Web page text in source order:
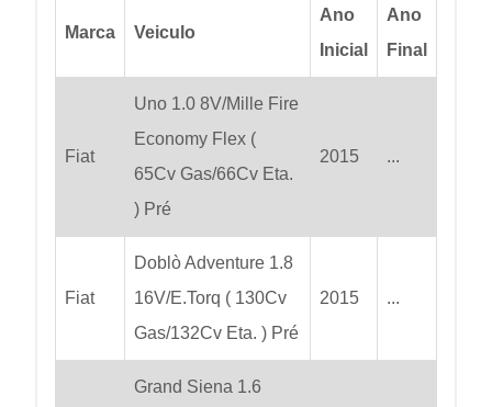
Marca Veiculo
Ano
Inicial
Ano
Final
Fiat
Uno 1.0 8V/Mille Fire
Economy Flex (
65Cv Gas/66Cv Eta.
) Pré
2015 ...
Fiat
Doblò Adventure 1.8
16V/E.Torq ( 130Cv
Gas/132Cv Eta. ) Pré
2015 ...
Grand Siena 1.6